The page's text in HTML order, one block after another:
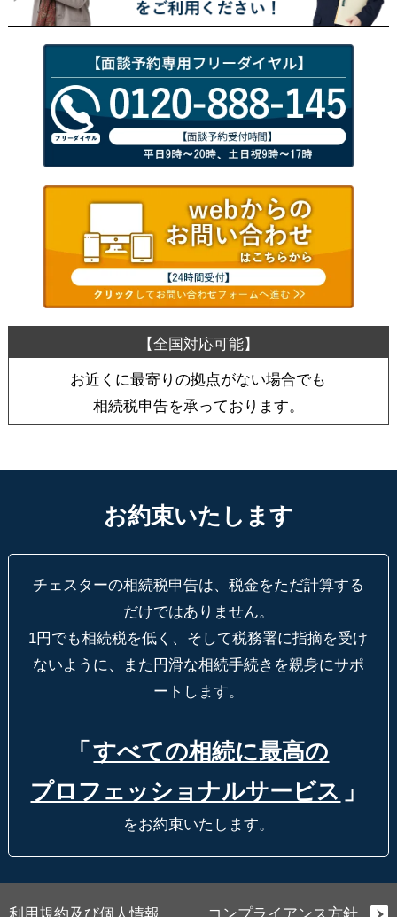
お近くに最寄りの拠点がない場合でも
相続税申告を承っております。
お約束いたします
チェスターの相続税申告は、税金をただ計算する
だけではありません。
1円でも相続税を低く、そして税務署に指摘を受け
ないように、
また円滑な相続手続きを親身にサポ
ートします。
「 すべての相続に最高の
プロフェッショナルサービス 」
をお約束いたします。